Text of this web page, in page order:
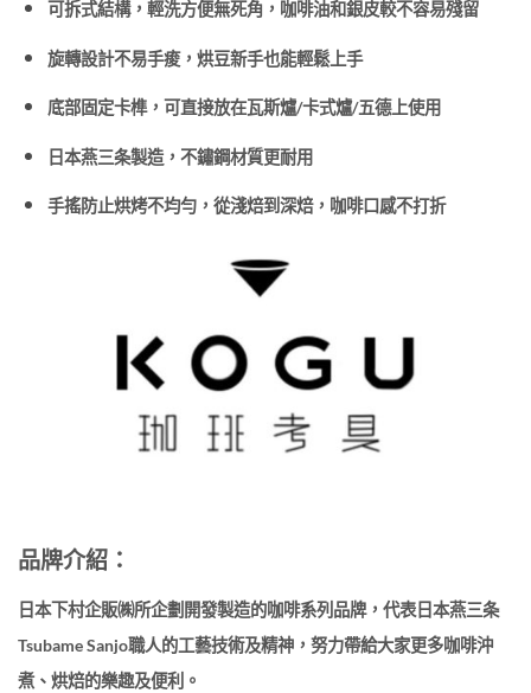
可拆式結構，輕洗方便無死角，咖啡油和銀皮較不容易殘留
旋轉設計不易手痠，烘豆新手也能輕鬆上手
底部固定卡榫，可直接放在瓦斯爐/卡式爐/五德上使用
日本燕三条製造，不鏽鋼材質更耐用
手搖防止烘烤不均勻，從淺焙到深焙，咖啡口感不打折
品牌介紹：
日本下村企販㈱所企劃開發製造的咖啡系列品牌，代表日本燕三条
Tsubame Sanjo職人的工藝技術及精神，努力帶給大家更多咖啡沖
煮、烘焙的樂趣及便利。